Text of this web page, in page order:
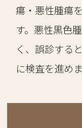
瘍・悪性腫瘍
す。悪性黒色
く、誤診する
に検査を進めま